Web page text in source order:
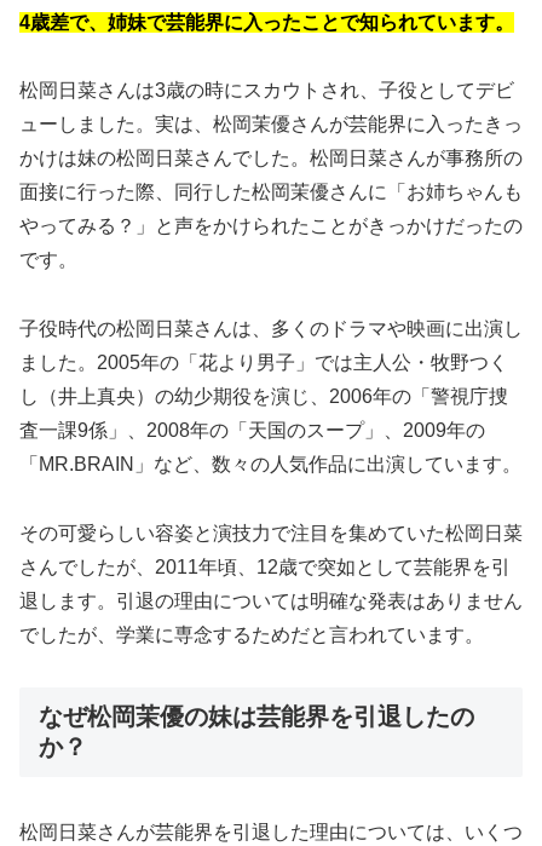
4歳差で、姉妹で芸能界に入ったことで知られています。
松岡日菜さんは3歳の時にスカウトされ、子役としてデビ
ューしました。実は、松岡茉優さんが芸能界に入ったきっ
かけは妹の松岡日菜さんでした。松岡日菜さんが事務所の
面接に行った際、同行した松岡茉優さんに「お姉ちゃんも
やってみる？」と声をかけられたことがきっかけだったの
です。
子役時代の松岡日菜さんは、多くのドラマや映画に出演し
ました。2005年の「花より男子」では主人公・牧野つく
し（井上真央）の幼少期役を演じ、2006年の「警視庁捜
査一課9係」、2008年の「天国のスープ」、2009年の
「MR.BRAIN」など、数々の人気作品に出演しています。
その可愛らしい容姿と演技力で注目を集めていた松岡日菜
さんでしたが、2011年頃、12歳で突如として芸能界を引
退します。引退の理由については明確な発表はありません
でしたが、学業に専念するためだと言われています。
なぜ松岡茉優の妹は芸能界を引退したの
か？
松岡日菜さんが芸能界を引退した理由については、いくつ